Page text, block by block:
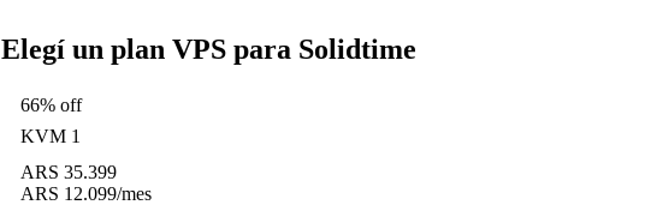
Elegí un plan VPS para Solidtime
66% off
KVM 1
ARS 35.399
ARS 12.099/mes